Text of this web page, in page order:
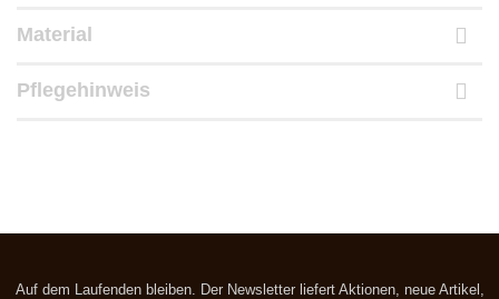
Material
Pflegehinweis
Auf dem Laufenden bleiben. Der Newsletter liefert Aktionen, neue Artikel,